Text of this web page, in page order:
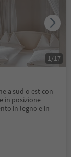
a sud o est con
in posizione
in legno e in
1/17